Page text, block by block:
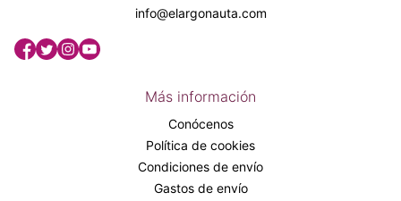
info@elargonauta.com
Más información
Conócenos
Política de cookies
Condiciones de envío
Gastos de envío